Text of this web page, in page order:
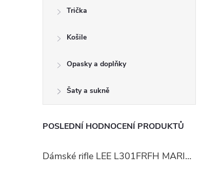
Trička
Košile
Opasky a doplňky
Šaty a sukně
POSLEDNÍ HODNOCENÍ PRODUKTŮ
Dámské rifle LEE L301FRFH MARION STRAIGHT RINSE